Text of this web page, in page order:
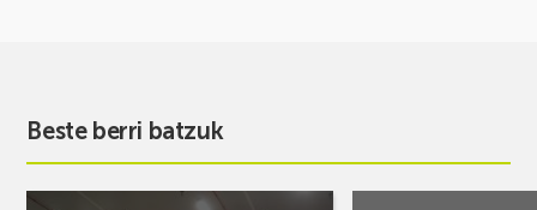
Beste berri batzuk